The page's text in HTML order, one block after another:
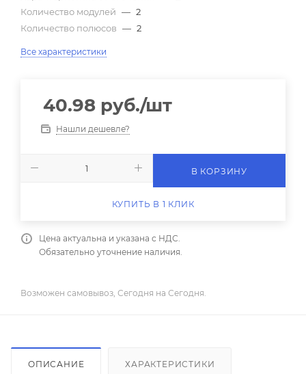
Количество модулей — 2
Количество полюсов — 2
Все характеристики
40.98 руб./шт
Нашли дешевле?
В КОРЗИНУ
КУПИТЬ В 1 КЛИК
Цена актуальна и указана с НДС.
Обязательно уточнение наличия.
Возможен самовывоз, Сегодня на Сегодня.
ОПИСАНИЕ ХАРАКТЕРИСТИКИ